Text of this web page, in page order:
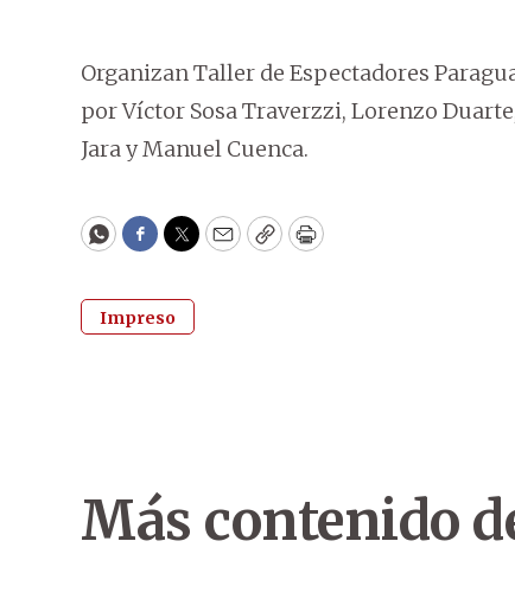
Organizan Taller de Espectadores
por Víctor Sosa Traverzzi, Lorenzo
Jara y Manuel Cuenca.
WhatsApp
Facebook
Twitter
EmailCopyPrint
Impreso
Más contenido